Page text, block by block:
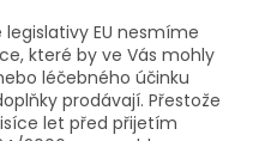
legislativy EU nesmíme
které by ve Vás mohly
léčebného účinku
prodávají. Přestože
let před přijetím